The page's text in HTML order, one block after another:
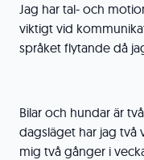
Jag har tal- och
viktigt vid
språket flytande då
Bilar och hundar är
dagsläget har jag två
mig två gånger i